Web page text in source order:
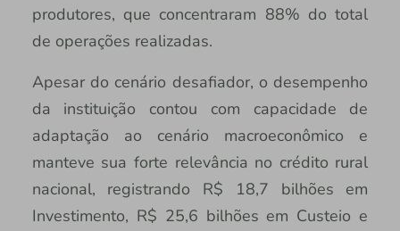
produtores, que concentraram 88% do total
de operações realizadas.
Apesar do cenário desafiador, o desempenho
da instituição contou com capacidade de
adaptação ao cenário macroeconômico e
manteve sua forte relevância no crédito rural
nacional, registrando R$ 18,7 bilhões em
Investimento, R$ 25,6 bilhões em Custeio e